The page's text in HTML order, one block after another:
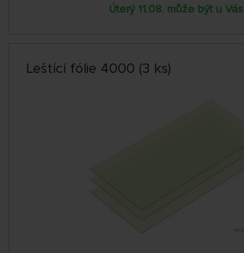
Úterý 11.08. může být u Vás
Leštící fólie 4000 (3 ks)